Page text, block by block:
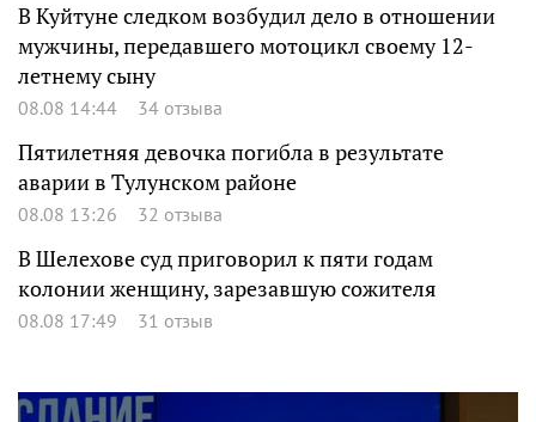
В Куйтуне следком возбудил дело в отношении
мужчины, передавшего мотоцикл своему 12-
летнему сыну
08.08 14:44 34 отзыва
Пятилетняя девочка погибла в результате
аварии в Тулунском районе
08.08 13:26 32 отзыва
В Шелехове суд приговорил к пяти годам
колонии женщину, зарезавшую сожителя
08.08 17:49 31 отзыв